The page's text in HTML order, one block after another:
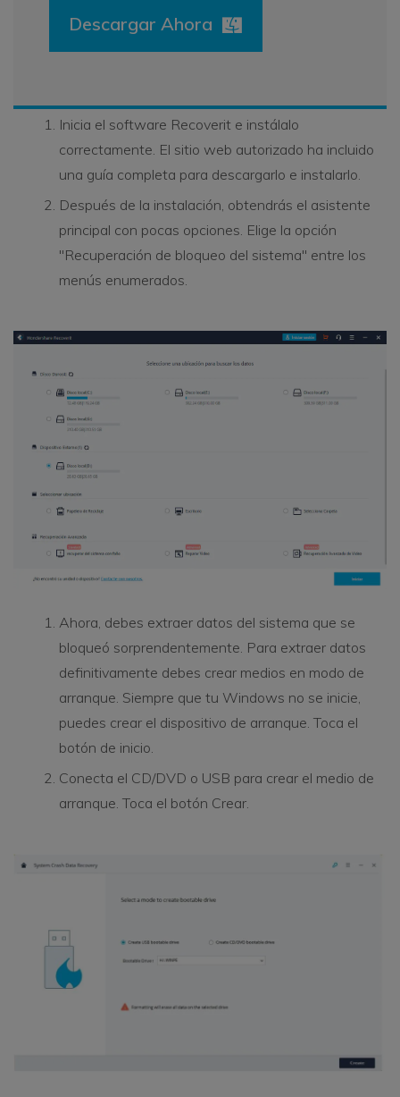
Descargar Ahora
Inicia el software Recoverit e instálalo
correctamente. El sitio web autorizado ha incluido
una guía completa para descargarlo e instalarlo.
Después de la instalación, obtendrás el asistente
principal con pocas opciones. Elige la opción
"Recuperación de bloqueo del sistema" entre los
menús enumerados.
Ahora, debes extraer datos del sistema que se
bloqueó sorprendentemente. Para extraer datos
definitivamente debes crear medios en modo de
arranque. Siempre que tu Windows no se inicie,
puedes crear el dispositivo de arranque. Toca el
botón de inicio.
Conecta el CD/DVD o USB para crear el medio de
arranque. Toca el botón Crear.